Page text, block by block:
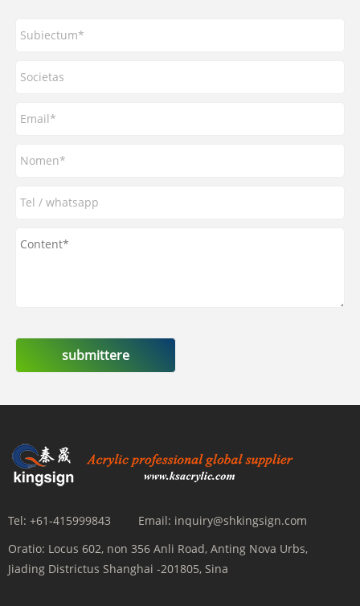
submittere
Tel: +61-415999843 Email: inquiry@shkingsign.com
Oratio: Locus 602, non 356 Anli Road, Anting Nova Urbs,
Jiading Districtus Shanghai -201805, Sina